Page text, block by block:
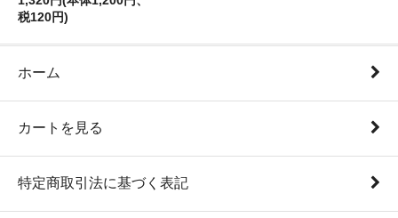
税120円)
ホーム
カートを見る
特定商取引法に基づく表記